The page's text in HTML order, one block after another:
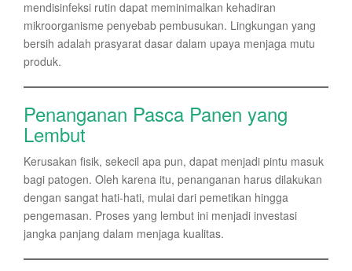
mendisinfeksi rutin dapat meminimalkan kehadiran
mikroorganisme penyebab pembusukan. Lingkungan yang
bersih adalah prasyarat dasar dalam upaya menjaga mutu
produk.
Penanganan Pasca Panen yang
Lembut
Kerusakan fisik, sekecil apa pun, dapat menjadi pintu masuk
bagi patogen. Oleh karena itu, penanganan harus dilakukan
dengan sangat hati-hati, mulai dari pemetikan hingga
pengemasan. Proses yang lembut ini menjadi investasi
jangka panjang dalam menjaga kualitas.